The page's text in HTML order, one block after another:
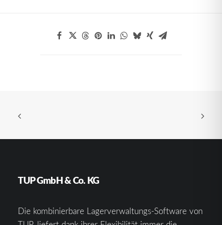
TUP GmbH & Co. KG
Die kombinierbare Lagerverwaltungs-Software von